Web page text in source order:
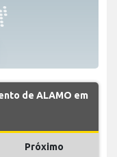
de ALAMO em
Próximo